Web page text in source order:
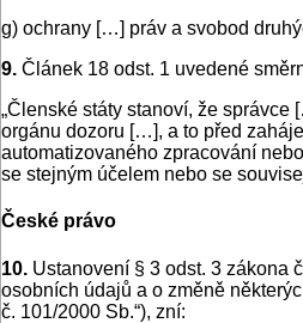
g) ochrany […] práv a svobod
9. Článek 18 odst. 1 uvedené
„Členské státy stanoví, že
orgánu dozoru […], a to před
automatizovaného zpracování
se stejným účelem nebo se
České právo
10. Ustanovení § 3 odst. 3 zákona
osobních údajů a o změně
č. 101/2000 Sb.“), zní: